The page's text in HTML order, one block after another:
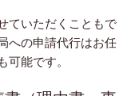
ていただくこともで
への申請代行はお任
能です。